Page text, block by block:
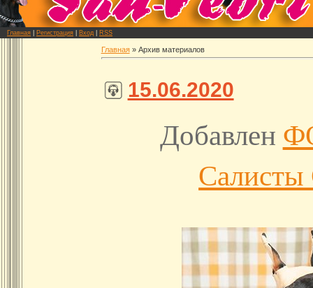
Главная Регистрация Вход RSS
Главная» Архив материалов
15.06.2020
Добавлен